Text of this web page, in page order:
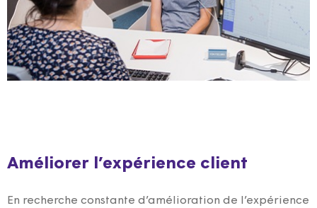
Améliorer l’expérience client
En recherche constante d’amélioration de l’expérience